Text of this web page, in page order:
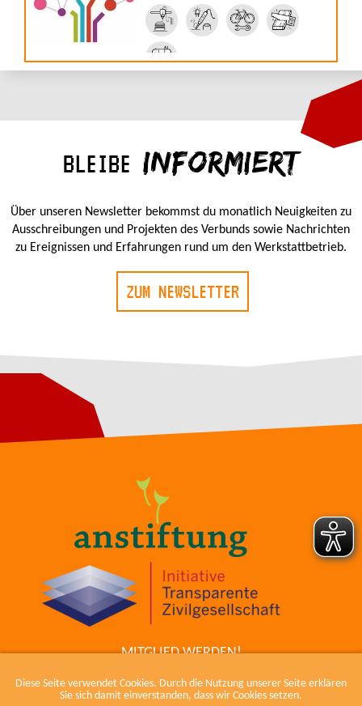
Diese Seite verwendet Cookies. Durch die Nutzung unserer Seite erklären
Sie sich damit einverstanden, dass wir Cookies setzen.
BLEIBE INFORMIERT
Über unseren Newsletter bekommst du monatlich Neuigkeiten zu
Ausschreibungen und Projekten des Verbunds sowie Nachrichten
zu Ereignissen und Erfahrungen rund um den Werkstattbetrieb.
ZUM NEWSLETTER
MITGLIED WERDEN!
KONTAKT